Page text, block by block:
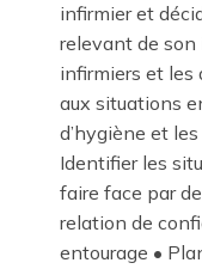
infirmier et
relevant de son
infirmiers et les
aux situations
d’hygiène et
Identifier les
faire face par
relation de
entourage •